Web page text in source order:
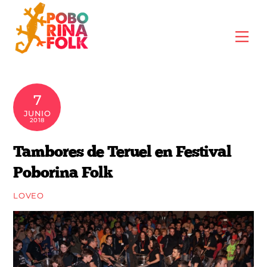
content
7
JUNIO
2018
Tambores de Teruel en Festival
Poborina Folk
LOVEO